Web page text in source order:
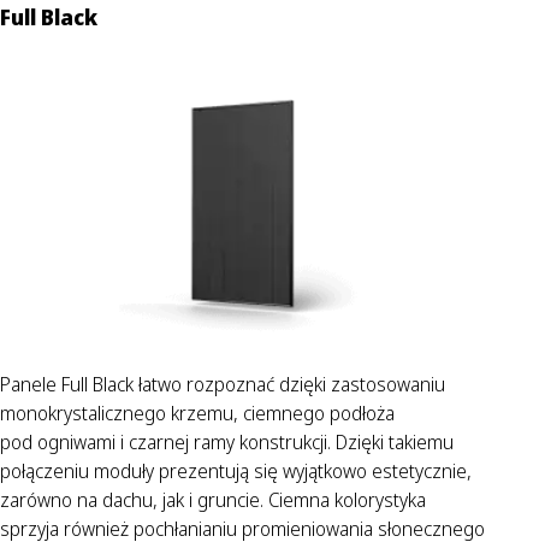
Full Black
Panele Full Black łatwo rozpoznać dzięki zastosowaniu
monokrystalicznego krzemu, ciemnego podłoża
pod ogniwami i czarnej ramy konstrukcji. Dzięki takiemu
połączeniu moduły prezentują się wyjątkowo estetycznie,
zarówno na dachu, jak i gruncie. Ciemna kolorystyka
sprzyja również pochłanianiu promieniowania słonecznego